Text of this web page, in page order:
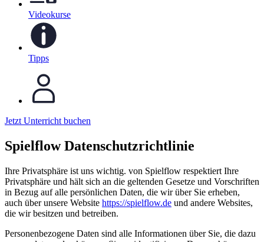
Videokurse
Tipps
Jetzt Unterricht buchen
Spielflow Datenschutzrichtlinie
Ihre Privatsphäre ist uns wichtig. von Spielflow respektiert Ihre
Privatsphäre und hält sich an die geltenden Gesetze und Vorschriften
in Bezug auf alle persönlichen Daten, die wir über Sie erheben,
auch über unsere Website https://spielflow.de und andere Websites,
die wir besitzen und betreiben.
Personenbezogene Daten sind alle Informationen über Sie, die dazu